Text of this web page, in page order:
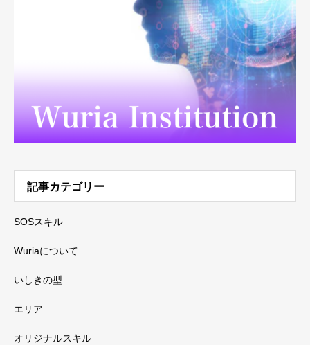
記事カテゴリー
SOSスキル
Wuriaについて
いしきの型
エリア
オリジナルスキル